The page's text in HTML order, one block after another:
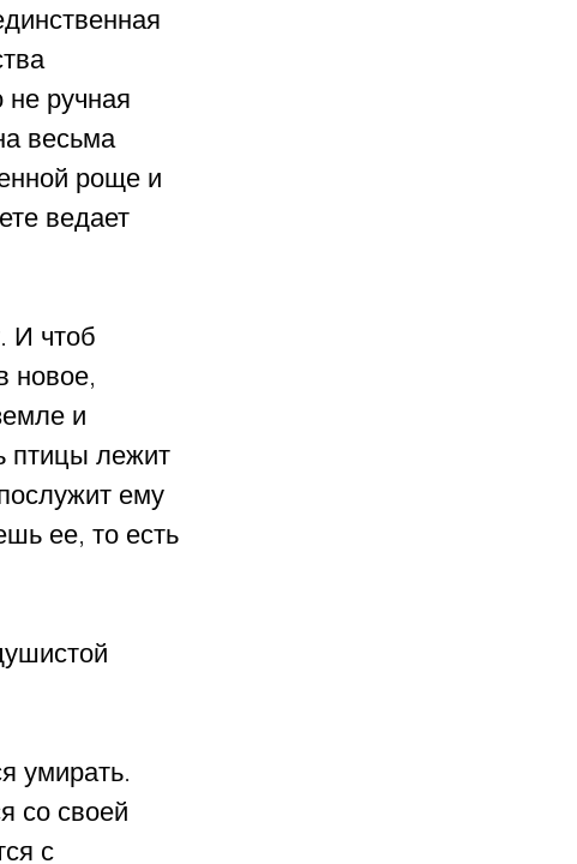
ручная
весьма
роще и
ведает
И чтоб
новое,
и
птицы лежит
ему
ее, то есть
умирать.
со своей
с